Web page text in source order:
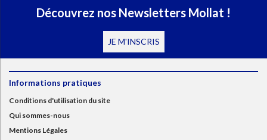
Découvrez nos Newsletters Mollat !
JE M'INSCRIS
Informations pratiques
Conditions d'utilisation du site
Qui sommes-nous
Mentions Légales